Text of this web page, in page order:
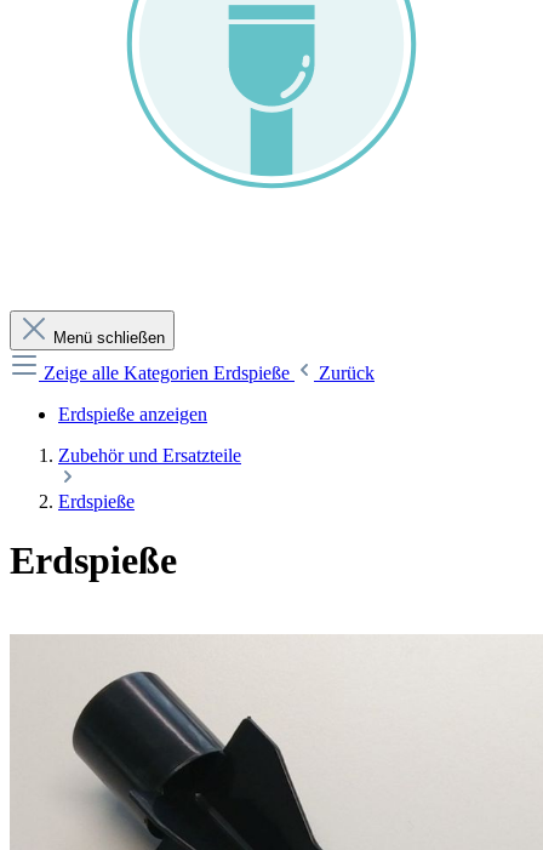
Menü schließen
Zeige alle Kategorien Erdspieße
Zurück
Erdspieße anzeigen
Zubehör und Ersatzteile
Erdspieße
Erdspieße